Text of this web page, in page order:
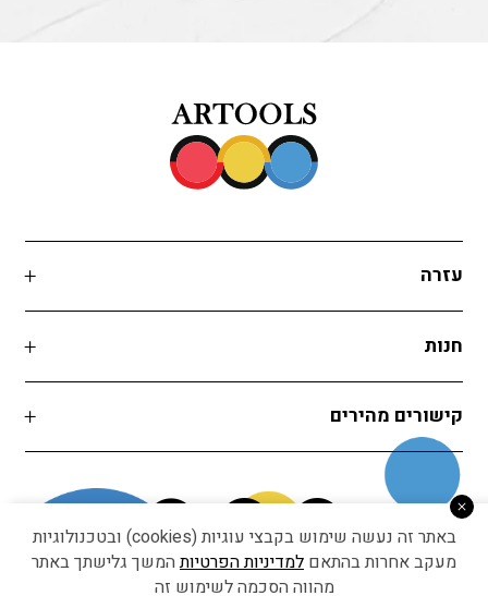
עזרה
חנות
קישורים מהירים
באתר זה נעשה שימוש בקבצי עוגיות (cookies) ובטכנולוגיות
מעקב אחרות בהתאם למדיניות הפרטיותהמשך גלישתך באתר
מהווה הסכמה לשימוש זה